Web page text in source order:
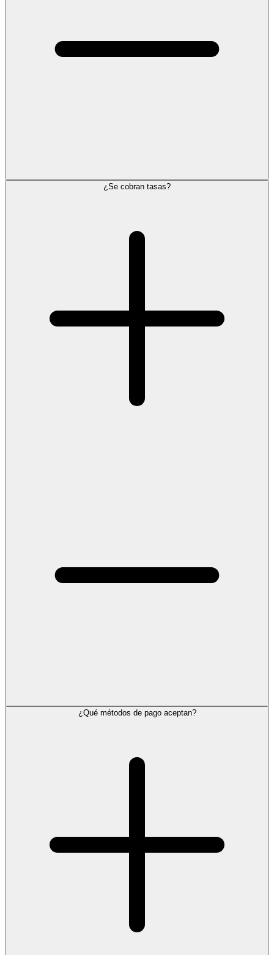
¿Se cobran tasas?
¿Qué métodos de pago aceptan?